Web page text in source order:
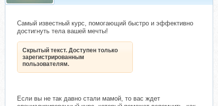
Самый известный курс, помогающий быстро и эффективно
достигнуть тела вашей мечты!
Скрытый текст. Доступен только
зарегистрированным
пользователям.
Если вы не так давно стали мамой, то вас ждет